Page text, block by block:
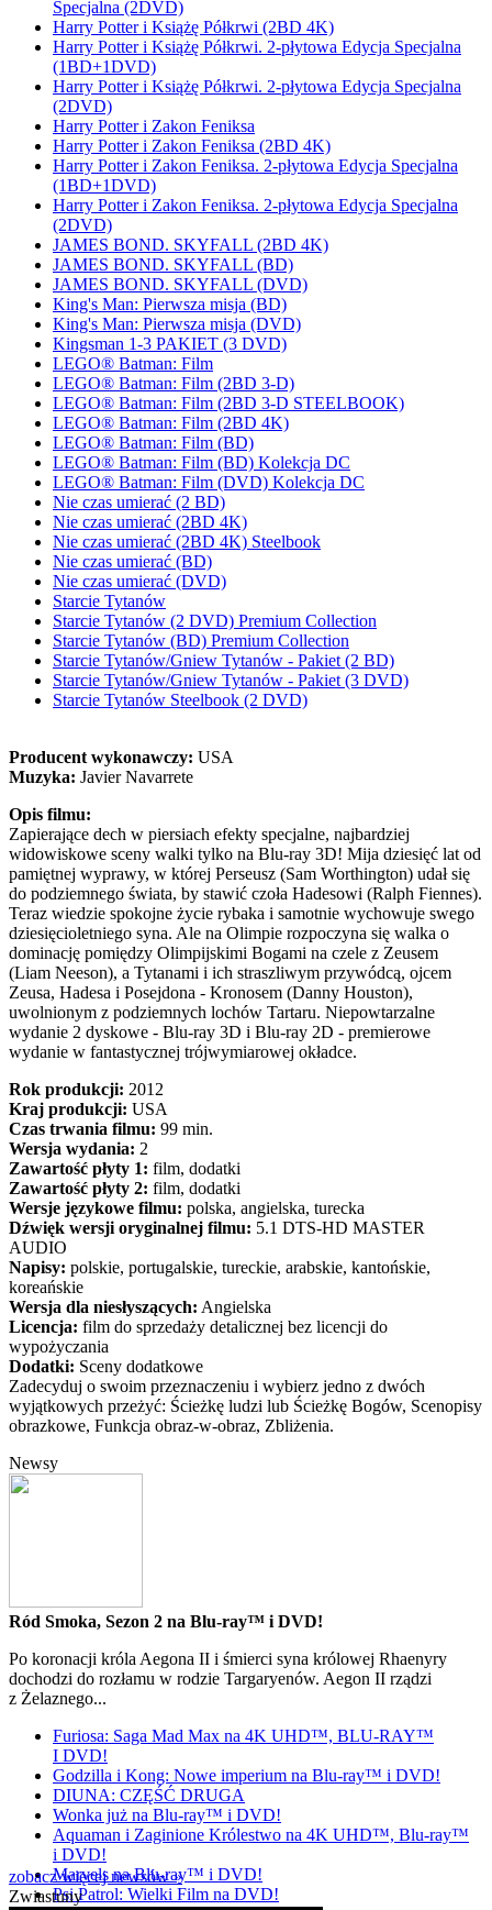
Specjalna (2DVD)
Harry Potter i Książę Półkrwi (2BD 4K)
Harry Potter i Książę Półkrwi. 2-płytowa Edycja Specjalna
(1BD+1DVD)
Harry Potter i Książę Półkrwi. 2-płytowa Edycja Specjalna
(2DVD)
Harry Potter i Zakon Feniksa
Harry Potter i Zakon Feniksa (2BD 4K)
Harry Potter i Zakon Feniksa. 2-płytowa Edycja Specjalna
(1BD+1DVD)
Harry Potter i Zakon Feniksa. 2-płytowa Edycja Specjalna
(2DVD)
JAMES BOND. SKYFALL (2BD 4K)
JAMES BOND. SKYFALL (BD)
JAMES BOND. SKYFALL (DVD)
King's Man: Pierwsza misja (BD)
King's Man: Pierwsza misja (DVD)
Kingsman 1-3 PAKIET (3 DVD)
LEGO® Batman: Film
LEGO® Batman: Film (2BD 3-D)
LEGO® Batman: Film (2BD 3-D STEELBOOK)
LEGO® Batman: Film (2BD 4K)
LEGO® Batman: Film (BD)
LEGO® Batman: Film (BD) Kolekcja DC
LEGO® Batman: Film (DVD) Kolekcja DC
Nie czas umierać (2 BD)
Nie czas umierać (2BD 4K)
Nie czas umierać (2BD 4K) Steelbook
Nie czas umierać (BD)
Nie czas umierać (DVD)
Starcie Tytanów
Starcie Tytanów (2 DVD) Premium Collection
Starcie Tytanów (BD) Premium Collection
Starcie Tytanów/Gniew Tytanów - Pakiet (2 BD)
Starcie Tytanów/Gniew Tytanów - Pakiet (3 DVD)
Starcie Tytanów Steelbook (2 DVD)
Producent wykonawczy: USA
Muzyka: Javier Navarrete
Opis filmu:
Zapierające dech w piersiach efekty specjalne, najbardziej
widowiskowe sceny walki tylko na Blu-ray 3D! Mija dziesięć lat od
pamiętnej wyprawy, w której Perseusz (Sam Worthington) udał się
do podziemnego świata, by stawić czoła Hadesowi (Ralph Fiennes).
Teraz wiedzie spokojne życie rybaka i samotnie wychowuje swego
dziesięcioletniego syna. Ale na Olimpie rozpoczyna się walka o
dominację pomiędzy Olimpijskimi Bogami na czele z Zeusem
(Liam Neeson), a Tytanami i ich straszliwym przywódcą, ojcem
Zeusa, Hadesa i Posejdona - Kronosem (Danny Houston),
uwolnionym z podziemnych lochów Tartaru. Niepowtarzalne
wydanie 2 dyskowe - Blu-ray 3D i Blu-ray 2D - premierowe
wydanie w fantastycznej trójwymiarowej okładce.
Rok produkcji: 2012
Kraj produkcji: USA
Czas trwania filmu: 99 min.
Wersja wydania: 2
Zawartość płyty 1: film, dodatki
Zawartość płyty 2: film, dodatki
Wersje językowe filmu: polska, angielska, turecka
Dźwięk wersji oryginalnej filmu: 5.1 DTS-HD MASTER
AUDIO
Napisy: polskie, portugalskie, tureckie, arabskie, kantońskie,
koreańskie
Wersja dla niesłyszących: Angielska
Licencja: film do sprzedaży detalicznej bez licencji do
wypożyczania
Dodatki: Sceny dodatkowe
Zadecyduj o swoim przeznaczeniu i wybierz jedno z dwóch
wyjątkowych przeżyć: Ścieżkę ludzi lub Ścieżkę Bogów, Scenopisy
obrazkowe, Funkcja obraz-w-obraz, Zbliżenia.
Newsy
Ród Smoka, Sezon 2 na Blu-ray™ i DVD!
Po koronacji króla Aegona II i śmierci syna królowej Rhaenyry
dochodzi do rozłamu w rodzie Targaryenów. Aegon II rządzi
z Żelaznego...
Furiosa: Saga Mad Max na 4K UHD™, BLU-RAY™
I DVD!
Godzilla i Kong: Nowe imperium na Blu-ray™ i DVD!
DIUNA: CZĘŚĆ DRUGA
Wonka już na Blu-ray™ i DVD!
Aquaman i Zaginione Królestwo na 4K UHD™, Blu-ray™
i DVD!
Marvels na Blu-ray™ i DVD!
Psi Patrol: Wielki Film na DVD!
zobacz więcej newsów »
Zwiastuny